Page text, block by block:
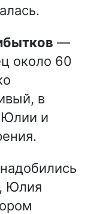
—
около 60
в
Юлии и
Юлия